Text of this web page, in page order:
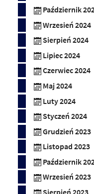
Październik
Wrzesień 2024
Sierpień 2024
Lipiec 2024
Czerwiec 2024
Maj 2024
Luty 2024
Styczeń 2024
Grudzień 2023
Listopad 2023
Październik
Wrzesień 2023